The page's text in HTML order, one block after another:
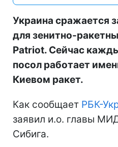
Украина сражается
для зенитно-
Patriot. Сейчас
посол работает
Киевом ракет.
Как сообщает РБК-
заявил и.о. главы
Сибига.